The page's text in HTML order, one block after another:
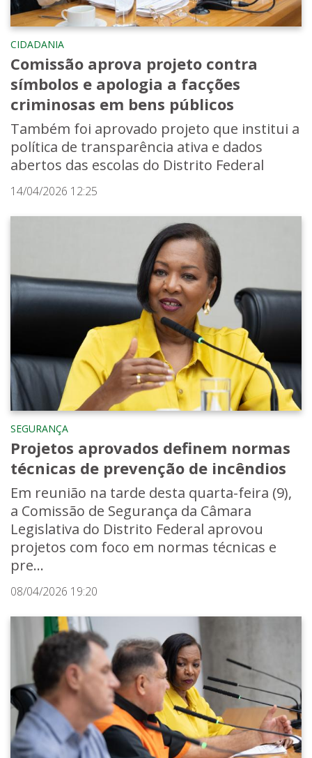
CIDADANIA
Comissão aprova projeto contra
símbolos e apologia a facções
criminosas em bens públicos
Também foi aprovado projeto que institui a
política de transparência ativa e dados
abertos das escolas do Distrito Federal
14/04/2026 12:25
SEGURANÇA
Projetos aprovados definem normas
técnicas de prevenção de incêndios
Em reunião na tarde desta quarta-feira (9),
a Comissão de Segurança da Câmara
Legislativa do Distrito Federal aprovou
projetos com foco em normas técnicas e
pre...
08/04/2026 19:20